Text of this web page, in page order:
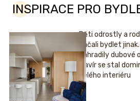
INSPIRACE PRO
Děti odrostly a
začali bydlet
nahradily dubové
klavír se stal
celého interiéru